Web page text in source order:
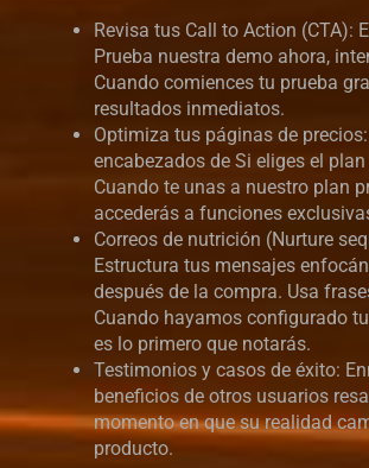
Revisa tus Call to Action (CTA):
Prueba nuestra demo ahora,
Cuando comiences tu prueba
resultados inmediatos.
Optimiza tus páginas de
encabezados de Si eliges el
Cuando te unas a nuestro plan
accederás a funciones
Correos de nutrición (Nurture
Estructura tus mensajes
después de la compra. Usa
Cuando hayamos configurado
es lo primero que notarás.
Testimonios y casos de éxito:
beneficios de otros usuarios
momento en que su realidad
producto.